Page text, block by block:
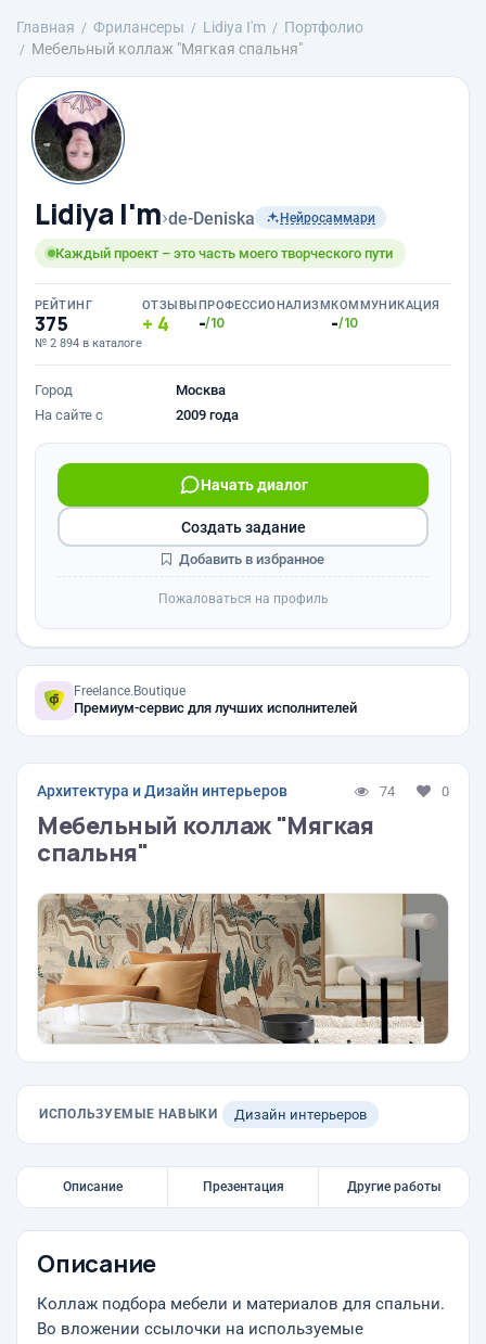
Главная Фрилансеры Lidiya I'm
Портфолио
Мебельный коллаж "Мягкая спальня"
Lidiya I'm›de-Deniska Нейросаммари
Каждый проект – это часть моего творческого пути
РЕЙТИНГ
375
№ 2 894 в каталоге
ОТЗЫВЫ
4
ПРОФЕССИОНАЛИЗМ
-/10
КОММУНИКАЦИЯ
-/10
Город
Москва
На сайте с
2009 года
Начать диалог
Создать задание
Добавить в избранное
Пожаловаться на профиль
Freelance.Boutique
Премиум-сервис для лучших исполнителей
Архитектура и Дизайн интерьеров 74 0
Мебельный коллаж "Мягкая
спальня"
ИСПОЛЬЗУЕМЫЕ НАВЫКИ Дизайн интерьеров
Описание Презентация Другие работы
Описание
Коллаж подбора мебели и материалов для спальни.
Во вложении ссылочки на используемые